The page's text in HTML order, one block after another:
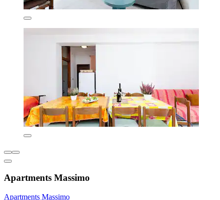
Apartments Massimo
Apartments Massimo